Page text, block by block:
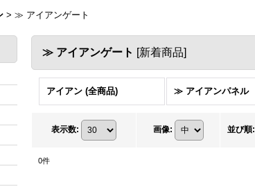
> ≫ アイアンゲート
≫ アイアンゲート [新着商品]
アイアン (全商品) ≫ アイアンパネル
表示数: 画像: 並び順:
0件